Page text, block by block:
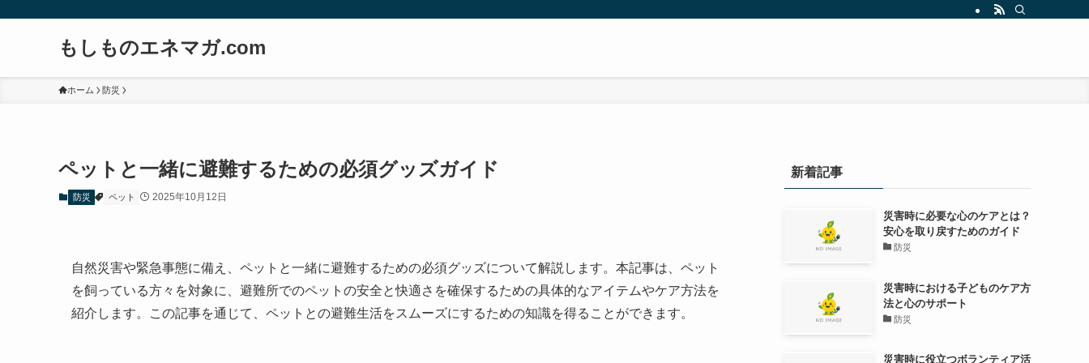
もしものエネマガ.com
ホーム 防災
ペットと一緒に避難するための必須グッズガイド
防災 ペット 2025年10月12日
自然災害や緊急事態に備え、ペットと一緒に避難するための必須グッズについて解説します。本記事は、ペット
を飼っている方々を対象に、避難所でのペットの安全と快適さを確保するための具体的なアイテムやケア方法を
紹介します。この記事を通じて、ペットとの避難生活をスムーズにするための知識を得ることができます。
新着記事
災害時に必要な心のケアとは？
安心を取り戻すためのガイド
防災
災害時における子どものケア方
法と心のサポート
防災
災害時に役立つボランティア活